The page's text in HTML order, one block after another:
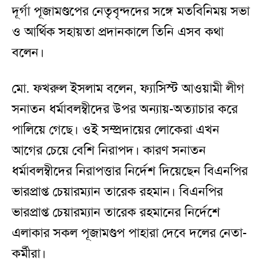
দূর্গা পূজামণ্ডপের নেতৃবৃন্দদের সঙ্গে মতবিনিময় সভা
ও আর্থিক সহায়তা প্রদানকালে তিনি এসব কথা
বলেন।
মো. ফখরুল ইসলাম বলেন, ফ্যাসিস্ট আওয়ামী লীগ
সনাতন ধর্মাবলম্বীদের উপর অন্যায়-অত্যাচার করে
পালিয়ে গেছে। ওই সম্প্রদায়ের লোকেরা এখন
আগের চেয়ে বেশি নিরাপদ। কারণ সনাতন
ধর্মাবলম্বীদের নিরাপত্তার নির্দেশ দিয়েছেন বিএনপির
ভারপ্রাপ্ত চেয়ারম্যান তারেক রহমান। বিএনপির
ভারপ্রাপ্ত চেয়ারম্যান তারেক রহমানের নির্দেশে
এলাকার সকল পূজামণ্ডপ পাহারা দেবে দলের নেতা-
কর্মীরা।